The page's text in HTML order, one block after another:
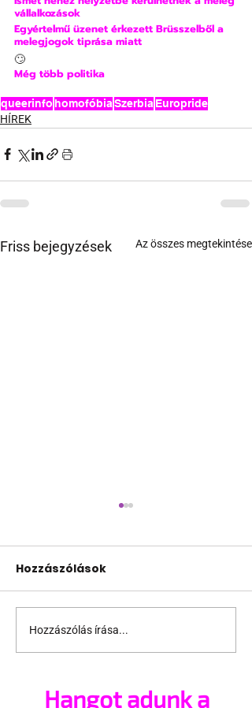
vállalkozások
Egyértelmű üzenet érkezett Brüsszelből a
melegjogok tiprása miatt
🙄
Még több politika
queerinfohomofóbiaSzerbia Europride
HÍREK
Friss bejegyzések Az összes megtekintése
David Beckham
elkötelezettsége
reklámarcaként
Hozzászólások
Hozzászólás írása...
Hangot adunk a